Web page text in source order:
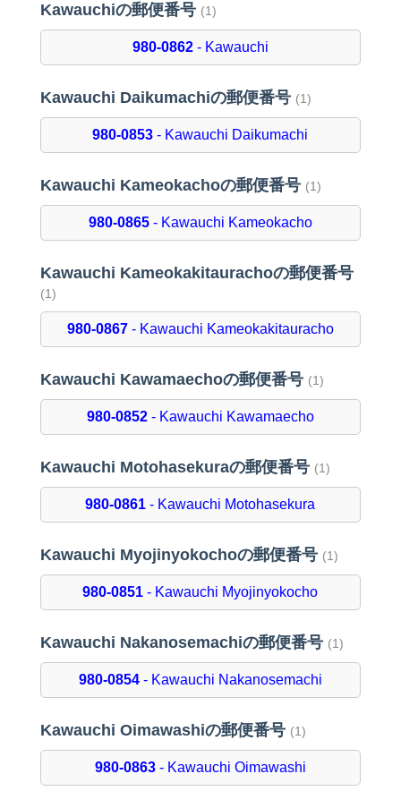
Kawauchiの郵便番号 (1)
980-0862- Kawauchi
Kawauchi Daikumachiの郵便番号 (1)
980-0853 - Kawauchi Daikumachi
Kawauchi Kameokachoの郵便番号 (1)
980-0865- Kawauchi Kameokacho
Kawauchi Kameokakitaurachoの郵便番号
(1)
980-0867- Kawauchi Kameokakitauracho
Kawauchi Kawamaechoの郵便番号 (1)
980-0852- Kawauchi Kawamaecho
Kawauchi Motohasekuraの郵便番号 (1)
980-0861 - Kawauchi Motohasekura
Kawauchi Myojinyokochoの郵便番号 (1)
980-0851 - Kawauchi Myojinyokocho
Kawauchi Nakanosemachiの郵便番号 (1)
980-0854- Kawauchi Nakanosemachi
Kawauchi Oimawashiの郵便番号 (1)
980-0863- Kawauchi Oimawashi